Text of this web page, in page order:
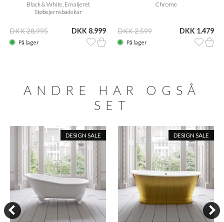
Black & White, Emaljeret
Støbejernsbadekar
DKK 28.995 DKK 8.999
På lager
Chrome
DKK 2.599 DKK 1.479
På lager
ANDRE HAR OGSÅ
SET
DESIGN SALE DESIGN SALE